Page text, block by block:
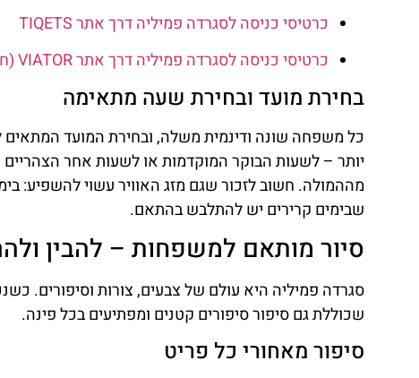
כרטיסי כניסה לסגרדה פמיליה דרך אתר TIQETS
כרטיסי כניסה לסגרדה פמיליה דרך אתר VIATOR (חברת בת של Tripadvisor)
בחירת מועד ובחירת שעה מתאימה
כל משפחה שונה ודינמית משלה, ובחירת המועד
יותר – לשעות הבוקר המוקדמות או לשעות אחר
מההמולה. חשוב לזכור שגם מזג האוויר עשוי להשפיע:
שבימים קרירים יש להתלבש בהתאם.
סיור מותאם למשפחות – להבין
סגרדה פמיליה היא עולם של צבעים, צורות וסיפורים.
שכוללת גם סיפור סיפורים קטנים ומפתיעים בכל פינה.
סיפור מאחורי כל פריט